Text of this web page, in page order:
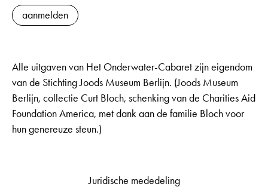
aanmelden
Alle uitgaven van Het Onderwater-Cabaret zijn eigendom
van de Stichting Joods Museum Berlijn. (Joods Museum
Berlijn, collectie Curt Bloch, schenking van de Charities Aid
Foundation America, met dank aan de familie Bloch voor
hun genereuze steun.)
Juridische mededeling